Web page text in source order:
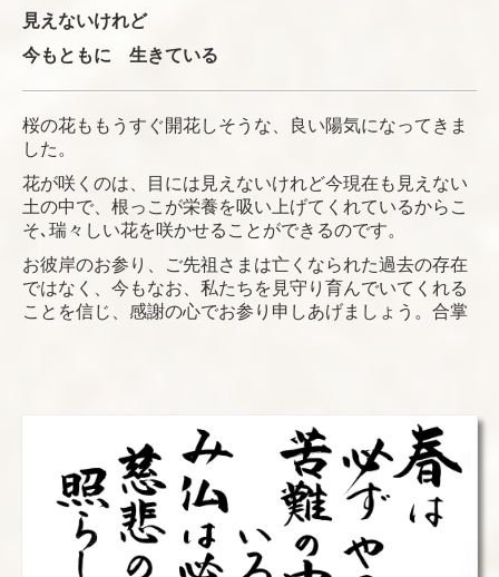
見えないけれど
今もともに 生きている
桜の花ももうすぐ開花しそうな、良い陽気になってきま
した。
花が咲くのは、目には見えないけれど今現在も見えない
土の中で、根っこが栄養を吸い上げてくれているからこ
そ､瑞々しい花を咲かせることができるのです。
お彼岸のお参り、ご先祖さまは亡くなられた過去の存在
ではなく、今もなお、私たちを見守り育んでいてくれる
ことを信じ、感謝の心でお参り申しあげましょう。合掌